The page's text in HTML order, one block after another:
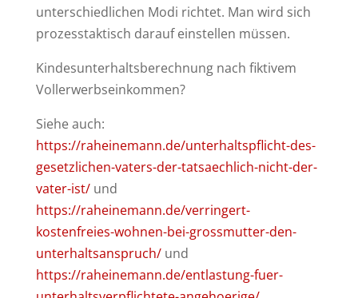
unterschiedlichen Modi richtet. Man wird sich
prozesstaktisch darauf einstellen müssen.
Kindesunterhaltsberechnung nach fiktivem
Vollerwerbseinkommen?
Siehe auch:
https://raheinemann.de/unterhaltspflicht-des-
gesetzlichen-vaters-der-tatsaechlich-nicht-der-
vater-ist/und
https://raheinemann.de/verringert-
kostenfreies-wohnen-bei-grossmutter-den-
unterhaltsanspruch/und
https://raheinemann.de/entlastung-fuer-